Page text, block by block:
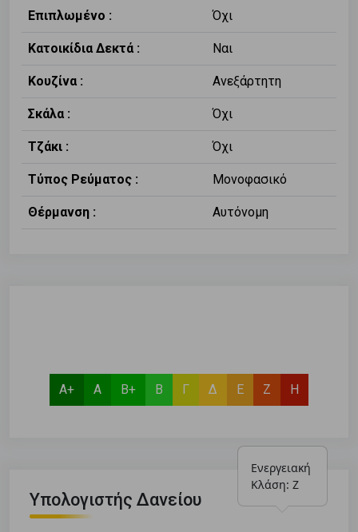
Επιπλωμένο : Όχι
Κατοικίδια Δεκτά : Ναι
Κουζίνα : Ανεξάρτητη
Σκάλα : Όχι
Τζάκι : Όχι
Τύπος Ρεύματος : Μονοφασικό
Θέρμανση : Αυτόνομη
Α+ Α Β+ Β Γ Δ Ε Ζ
Ενεργειακή
Κλάση: Ζ
Η
Υπολογιστής Δανείου